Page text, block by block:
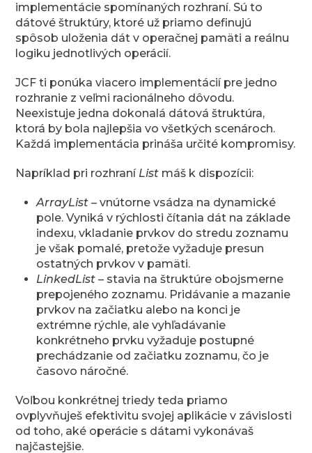
implementácie spomínaných rozhraní. Sú to
dátové štruktúry, ktoré už priamo definujú
spôsob uloženia dát v operačnej pamäti a reálnu
logiku jednotlivých operácií.
JCF ti ponúka viacero implementácií pre jedno
rozhranie z veľmi racionálneho dôvodu.
Neexistuje jedna dokonalá dátová štruktúra,
ktorá by bola najlepšia vo všetkých scenároch.
Každá implementácia prináša určité kompromisy.
Napríklad pri rozhraní List máš k dispozícii:
ArrayList – vnútorne vsádza na dynamické
pole. Vyniká v rýchlosti čítania dát na základe
indexu, vkladanie prvkov do stredu zoznamu
je však pomalé, pretože vyžaduje presun
ostatných prvkov v pamäti.
LinkedList – stavia na štruktúre obojsmerne
prepojeného zoznamu. Pridávanie a mazanie
prvkov na začiatku alebo na konci je
extrémne rýchle, ale vyhľadávanie
konkrétneho prvku vyžaduje postupné
prechádzanie od začiatku zoznamu, čo je
časovo náročné.
Voľbou konkrétnej triedy teda priamo
ovplyvňuješ efektivitu svojej aplikácie v závislosti
od toho, aké operácie s dátami vykonávaš
najčastejšie.